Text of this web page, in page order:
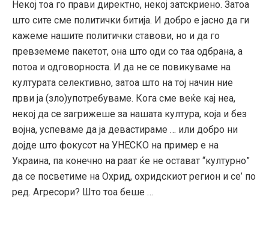
Некој тоа го прави директно, некој затскриено. Затоа
што сите сме политички битија. И добро е јасно да ги
кажеме нашите политички ставови, но и да го
превземеме пакетот, она што оди со таа одбрана, а
потоа и одговорноста. И да не се повикуваме на
културата селективно, затоа што на тој начин ние
први ја (зло)употребуваме. Кога сме веќе кај неа,
некој да се загрижеше за нашата култура, која и без
војна, успеваме да ја девастираме … или добро ни
дојде што фокусот на УНЕСКО на пример е на
Украина, па конечно на раат ќе не остават “културно”
да се посветиме на Охрид, охридскиот регион и се’ по
ред. Агресори? Што тоа беше …